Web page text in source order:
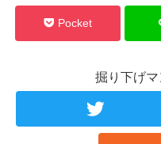
Pocket
掘り下げ